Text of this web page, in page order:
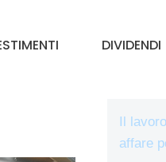
DIVIDENDI
Il
affare